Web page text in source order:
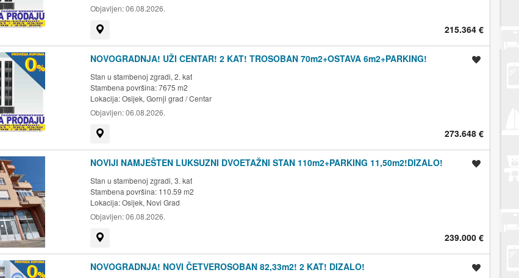
Objavljen:06.08.2026.
215.364 €
NOVOGRADNJA! UŽI CENTAR! 2 KAT! TROSOBAN 70m2+OSTAVA 6m2+PARKING!
Stan u stambenoj zgradi, 2. kat
Stambena površina: 7675 m2
Lokacija:Osijek, Gornji grad / Centar
Objavljen:06.08.2026.
273.648 €
NOVIJI NAMJEŠTEN LUKSUZNI DVOETAŽNI STAN 110m2+PARKING 11,50m2!DIZALO!
Stan u stambenoj zgradi, 3. kat
Stambena površina: 110.59 m2
Lokacija:Osijek, Novi Grad
Objavljen:06.08.2026.
239.000 €
NOVOGRADNJA! NOVI ČETVEROSOBAN 82,33m2! 2 KAT! DIZALO!